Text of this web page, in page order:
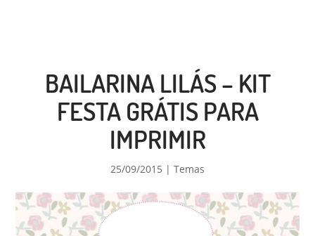
BAILARINA LILÁS – KIT
FESTA GRÁTIS PARA
IMPRIMIR
25/09/2015 | Temas